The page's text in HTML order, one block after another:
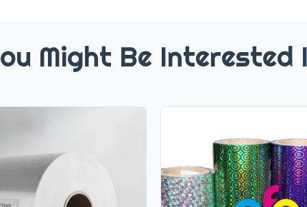
Might Be Interested